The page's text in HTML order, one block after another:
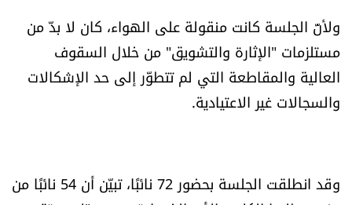
كاميرا
سجالات
صحّة وصحن
منوّعات
ولأنّ الجلسة كانت منقولة على الهواء، كان لا بدّ من
مستلزمات "الإثارة والتشويق" من خلال السقوف
العالية والمقاطعة التي لم تتطوّر إلى حد الإشكالات
والسجالات غير الاعتيادية.
وقد انطلقت الجلسة بحضور 72 نائبًا، تبيّن أن 54 نائبًا من